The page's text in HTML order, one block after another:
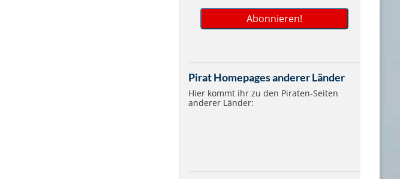
Pirat Homepages anderer Länder
Hier kommt ihr zu den Piraten-Seiten
anderer Länder: